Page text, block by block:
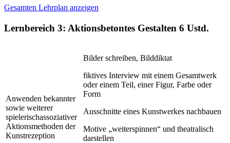
Gesamten Lehrplan anzeigen
Lernbereich 3: Aktionsbetontes Gestalten 6 Ustd.
Anwenden bekannter
sowie weiterer
spielerischassoziativer
Aktionsmethoden der
Kunstrezeption
Bilder schreiben, Bilddiktat
fiktives Interview mit einem Gesamtwerk
oder einem Teil, einer Figur, Farbe oder
Form
Ausschnitte eines Kunstwerkes nachbauen
Motive „weiterspinnen“ und theatralisch
darstellen